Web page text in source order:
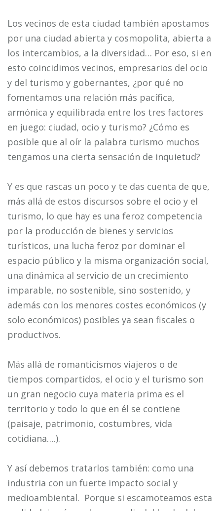
Los vecinos de esta ciudad también apostamos
por una ciudad abierta y cosmopolita, abierta a
los intercambios, a la diversidad… Por eso, si en
esto coincidimos vecinos, empresarios del ocio
y del turismo y gobernantes, ¿por qué no
fomentamos una relación más pacífica,
armónica y equilibrada entre los tres factores
en juego: ciudad, ocio y turismo? ¿Cómo es
posible que al oír la palabra turismo muchos
tengamos una cierta sensación de inquietud?
Y es que rascas un poco y te das cuenta de que,
más allá de estos discursos sobre el ocio y el
turismo, lo que hay es una feroz competencia
por la producción de bienes y servicios
turísticos, una lucha feroz por dominar el
espacio público y la misma organización social,
una dinámica al servicio de un crecimiento
imparable, no sostenible, sino sostenido, y
además con los menores costes económicos (y
solo económicos) posibles ya sean fiscales o
productivos.
Más allá de romanticismos viajeros o de
tiempos compartidos, el ocio y el turismo son
un gran negocio cuya materia prima es el
territorio y todo lo que en él se contiene
(paisaje, patrimonio, costumbres, vida
cotidiana….).
Y así debemos tratarlos también: como una
industria con un fuerte impacto social y
medioambiental. Porque si escamoteamos esta